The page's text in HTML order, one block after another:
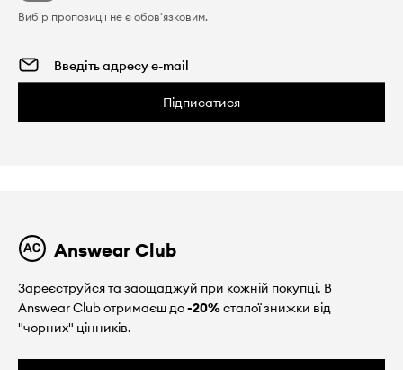
Вибір пропозиції не є обов'язковим.
Підписатися
Answear Club
Зареєструйся та заощаджуй при кожній покупці. В
Answear Club отримаєш до-20%сталої знижки від
"чорних" цінників.